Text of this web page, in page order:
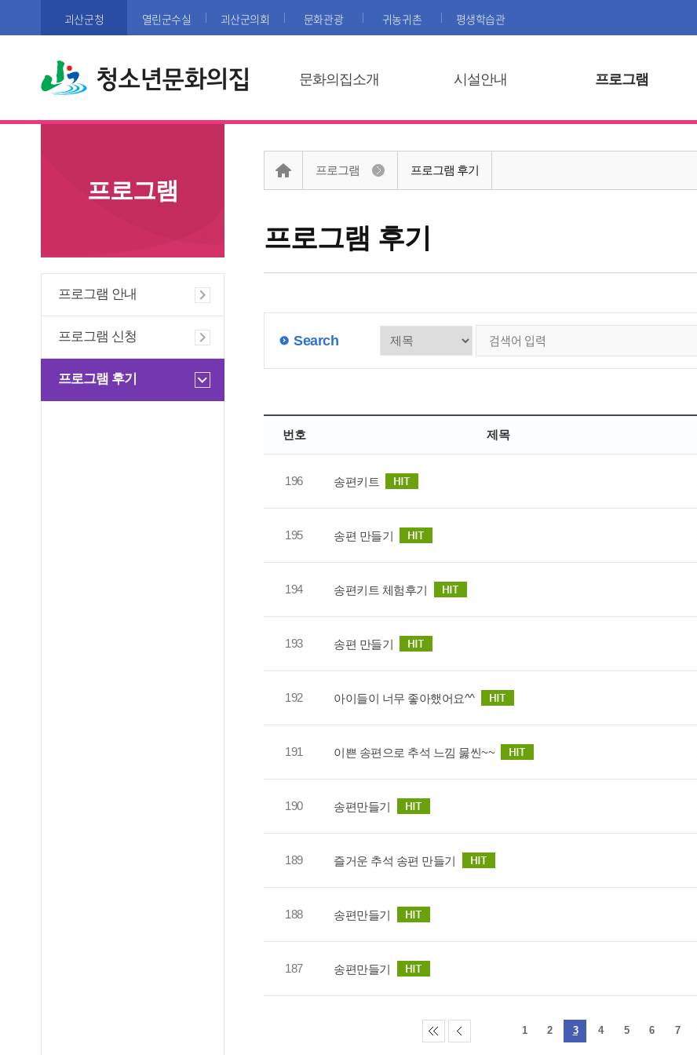
괴산군청 열린군수실 괴산군의회 문화관광 귀농귀촌 평생학습관
청소년문화의집 문화의집소개 시설안내 프로그램
프로그램
프로그램 안내
프로그램 신청
프로그램 후기
프로그램 후기
프로그램 프로그램 후기
Search
번호 제목
196 송편키트
195 송편 만들기
194 송편키트 체험후기
193 송편 만들기
192 아이들이 너무 좋아했어요^^
191 이쁜 송편으로 추석 느낌 뭃씬~~
190 송편만들기
189 즐거운 추석 송편 만들기
188 송편만들기
187 송편만들기
1 2 3 4 5 6 7